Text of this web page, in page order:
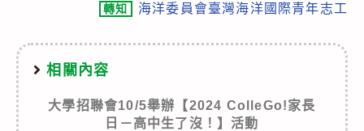
轉知 海洋委員會臺灣海洋國際青年志工
相關內容
大學招聯會10/5舉辦【2024 ColleGo!家長
日－高中生了沒！】活動